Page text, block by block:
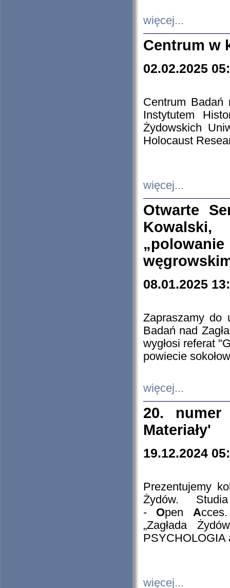
więcej...
Centrum w
02.02.2025
Centrum Badań
Instytutem
Żydowskich
Holocaust
więcej...
Otwarte
08.01.2025
Zapraszamy do
Badań nad
wygłosi referat
powiecie
więcej...
20. numer
Materiały'
19.12.2024
Prezentujemy
Żydów.
- Open A
„Zagłada
PSYCHOLOGIA
więcej...